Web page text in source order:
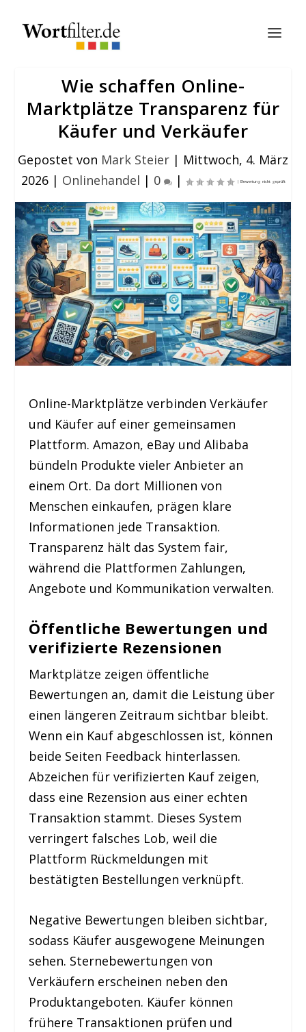
Wie schaffen Online-
Marktplätze Transparenz für
Käufer und Verkäufer
Gepostet von Mark Steier | Mittwoch, 4. März
2026| Onlinehandel | 0 |
Online-Marktplätze verbinden Verkäufer
und Käufer auf einer gemeinsamen
Plattform. Amazon, eBay und Alibaba
bündeln Produkte vieler Anbieter an
einem Ort. Da dort Millionen von
Menschen einkaufen, prägen klare
Informationen jede Transaktion.
Transparenz hält das System fair,
während die Plattformen Zahlungen,
Angebote und Kommunikation verwalten.
Öffentliche Bewertungen und
verifizierte Rezensionen
Marktplätze zeigen öffentliche
Bewertungen an, damit die Leistung über
einen längeren Zeitraum sichtbar bleibt.
Wenn ein Kauf abgeschlossen ist, können
beide Seiten Feedback hinterlassen.
Abzeichen für verifizierten Kauf zeigen,
dass eine Rezension aus einer echten
Transaktion stammt. Dieses System
verringert falsches Lob, weil die
Plattform Rückmeldungen mit
bestätigten Bestellungen verknüpft.
Negative Bewertungen bleiben sichtbar,
sodass Käufer ausgewogene Meinungen
sehen. Sternebewertungen von
Verkäufern erscheinen neben den
Produktangeboten. Käufer können
frühere Transaktionen prüfen und